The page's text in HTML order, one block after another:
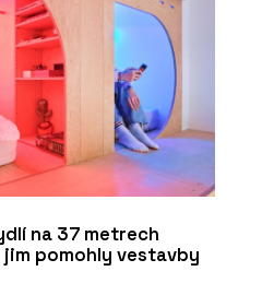
na 37 metrech
pomohly vestavby